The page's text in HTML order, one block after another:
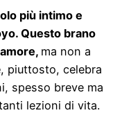
più intimo e
Questo brano
ma non a
piuttosto, celebra
spesso breve ma
lezioni di vita.